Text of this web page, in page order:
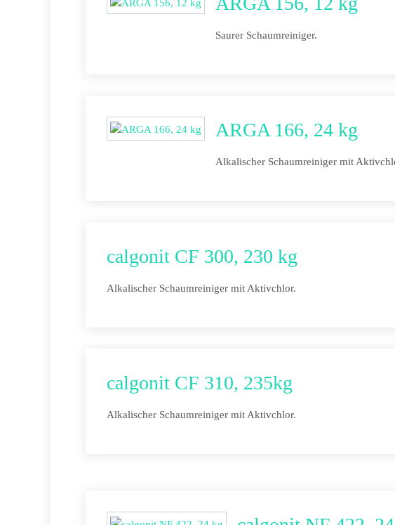
Saurer Schaumreiniger.
ARGA 166, 24 kg
Alkalischer Schaumreiniger mit
calgonit CF 300, 230 kg
Alkalischer Schaumreiniger mit Aktivchlor.
calgonit CF 310, 235kg
Alkalischer Schaumreiniger mit Aktivchlor.